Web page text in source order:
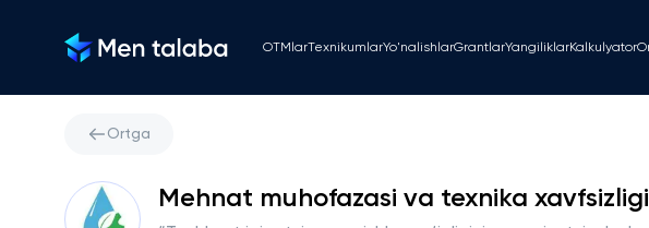
OTMlarTexnikumlarYo'nalishlarGrantlarYangiliklarKalkulyator
Ortga
Mehnat muhofazasi va texnika